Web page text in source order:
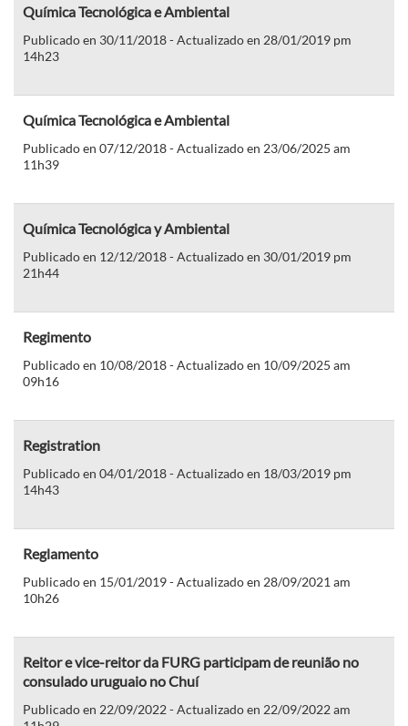
Química Tecnológica e Ambiental
Publicado en 30/11/2018 - Actualizado en 28/01/2019 pm
14h23
Química Tecnológica e Ambiental
Publicado en 07/12/2018 - Actualizado en 23/06/2025 am
11h39
Química Tecnológica y Ambiental
Publicado en 12/12/2018 - Actualizado en 30/01/2019 pm
21h44
Regimento
Publicado en 10/08/2018 - Actualizado en 10/09/2025 am
09h16
Registration
Publicado en 04/01/2018 - Actualizado en 18/03/2019 pm
14h43
Reglamento
Publicado en 15/01/2019 - Actualizado en 28/09/2021 am
10h26
Reitor e vice-reitor da FURG participam de reunião no
consulado uruguaio no Chuí
Publicado en 22/09/2022 - Actualizado en 22/09/2022 am